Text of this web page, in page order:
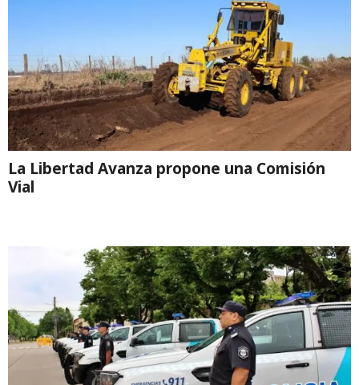
La Libertad Avanza propone una Comisión
Vial